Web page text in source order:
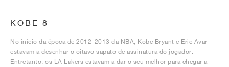
KOBE 8
No início da época de 2012-2013 da NBA, Kobe Bryant e Eric Avar
estavam a desenhar o oitavo sapato de assinatura do jogador.
Entretanto, os LA Lakers estavam a dar o seu melhor para chegar a